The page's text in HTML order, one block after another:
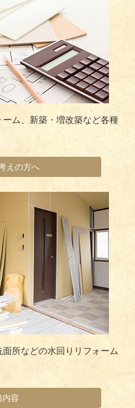
ム、新築・増改築など各種
えの方へ
所などの水回りリフォーム
内容